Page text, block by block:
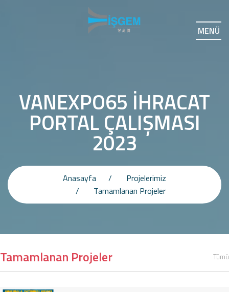
MENÜ
VANEXPO65 İHRACAT
PORTAL ÇALIŞMASI
2023
Anasayfa
Projelerimiz
Tamamlanan Projeler
Tamamlanan Projeler Tümü